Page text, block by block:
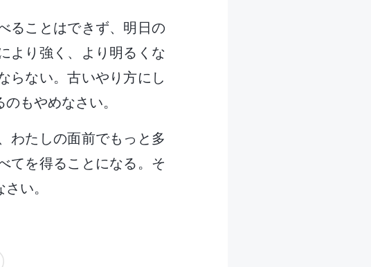
ることはできず、明日の
より強く、より明るくな
らない。古いやり方にし
もやめなさい。
わたしの面前でもっと多
てを得ることになる。そ
い。